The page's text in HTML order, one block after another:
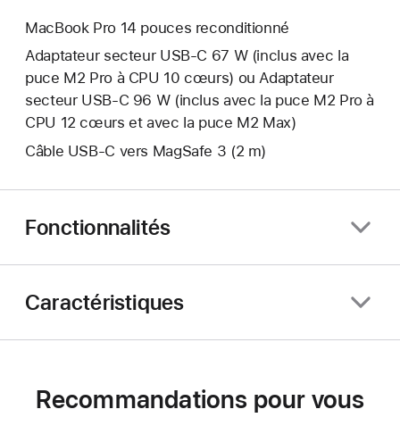
MacBook Pro 14 pouces reconditionné
Adaptateur secteur USB‑C 67 W (inclus avec la
puce M2 Pro à CPU 10 cœurs) ou Adaptateur
secteur USB‑C 96 W (inclus avec la puce M2 Pro à
CPU 12 cœurs et avec la puce M2 Max)
Câble USB-C vers MagSafe 3 (2 m)
Fonctionnalités
Caractéristiques
Recommandations pour vous